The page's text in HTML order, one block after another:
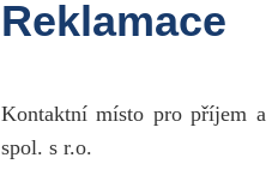
Reklamace
Kontaktní místo pro příjem
spol. s r.o.